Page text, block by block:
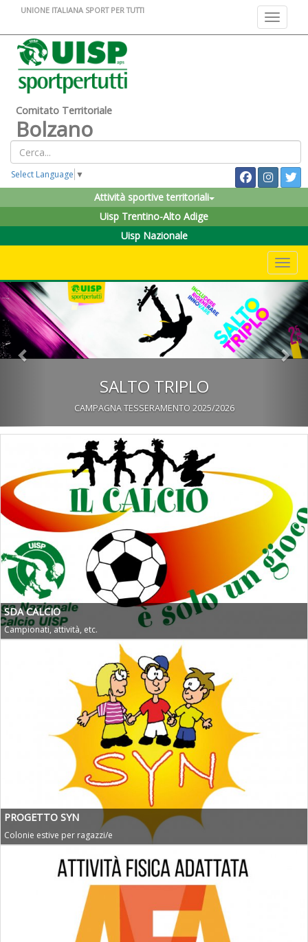
Toggle
UNIONE ITALIANA SPORT PER TUTTI
Comitato Territoriale
Bolzano
Select Language ▼
Attività sportive territoriali
Uisp Trentino-Alto Adige
Uisp Nazionale
SALTO TRIPLO
CAMPAGNA TESSERAMENTO 2025/2026
Previous
SDA CALCIO
Campionati, attività, etc.
PROGETTO SYN
Colonie estive per ragazzi/e